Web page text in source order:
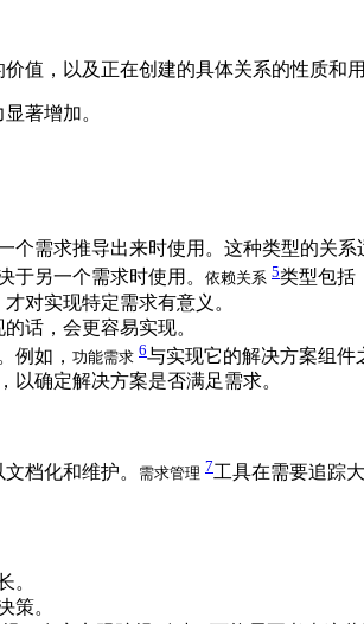
值，以及正在创建的具体关系的性质和用
著增加。
个需求推导出来时使用。这种类型的关
于另一个需求时使用。 依赖关系 5类型包括
对实现特定需求有意义。
话，会更容易实现。
例如， 功能需求 6与实现它的解决方案组件
确定解决方案是否满足需求。
档化和维护。 需求管理 7工具在需要追踪
。
策。